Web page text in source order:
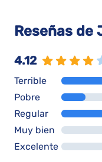
Reseñas de
4.12
Terrible
Pobre
Regular
Muy bien
Excelente